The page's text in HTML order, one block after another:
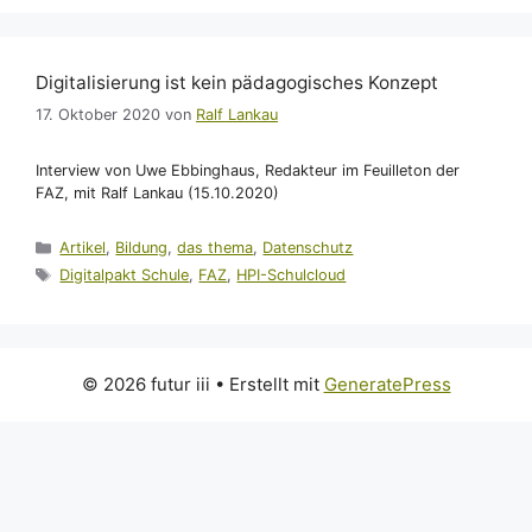
Digitalisierung ist kein pädagogisches Konzept
17. Oktober 2020 von Ralf Lankau
Interview von Uwe Ebbinghaus, Redakteur im Feuilleton der
FAZ, mit Ralf Lankau (15.10.2020)
Kategorien
Artikel, Bildung,das thema, Datenschutz
Schlagwörter
Digitalpakt Schule, FAZ, HPI-Schulcloud
© 2026 futur iii • Erstellt mit GeneratePress